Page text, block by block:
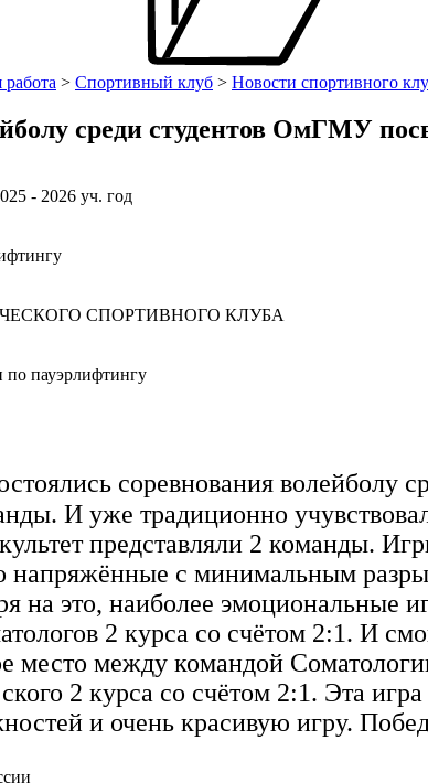
> Спортивный клуб > Новости спортивного
среди студентов ОмГМУ
- 2026 уч. год
СПОРТИВНОГО КЛУБА
по пауэрлифтингу
соревнования
И уже традиционно
представляли 2 команды.
напряжённые с минимальным
на это, наиболее
2 курса со счётом 2:1. И
место между командой
2 курса со счётом 2:1. Эта
и очень красивую игру.